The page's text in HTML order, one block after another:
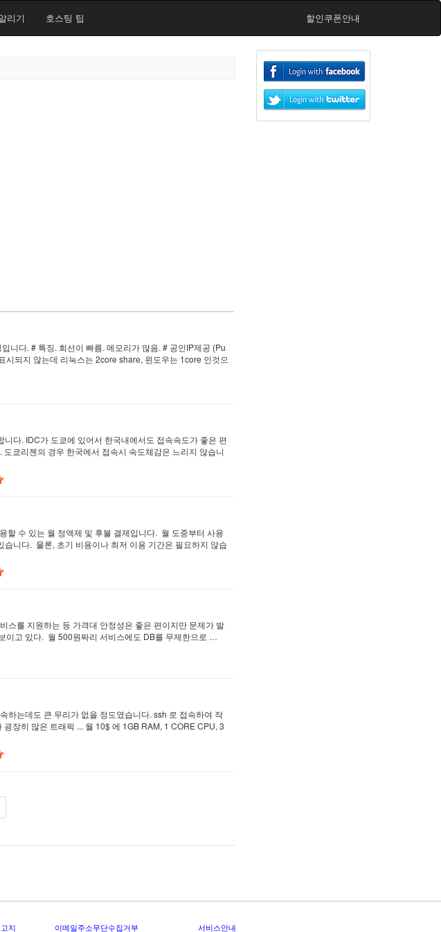
리기 호스팅 팁 할인쿠폰안내
니다. # 특징. 회선이 빠름. 메모리가 많음. # 공인IP제공 (Pu
되지 않는데 리눅스는 2core share, 윈도우는 1core 인것으
다. IDC가 도쿄에 있어서 한국내에서도 접속속도가 좋은 편
쿄리젠의 경우 한국에서 접속시 속도체감은 느리지 않습니
할 수 있는 월 정액제 및 후불 결제입니다. 월 도중부터 사용
니다. 물론, 초기 비용이나 최저 이용 기간은 필요하지 않습
스를 지원하는 등 가격대 안정성은 좋은 편이지만 문제가 발
이고 있다. 월 500원짜리 서비스에도 DB를 무제한으로 …
하는데도 큰 무리가 없을 정도였습니다. ssh 로 접속하여 작
장히 많은 트래픽 ... 월 10$ 에 1GB RAM, 1 CORE CPU, 3
지 이메일주소무단수집거부 서비스안내